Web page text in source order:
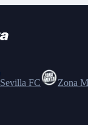
Sevilla FC Zona